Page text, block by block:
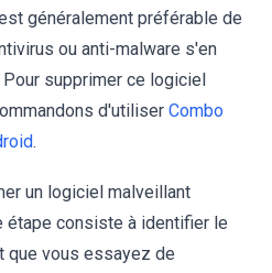
généralement préférable de
ou anti-malware s'en
supprimer ce logiciel
d'utiliser Combo
.
un logiciel malveillant
étape consiste à identifier le
que vous essayez de